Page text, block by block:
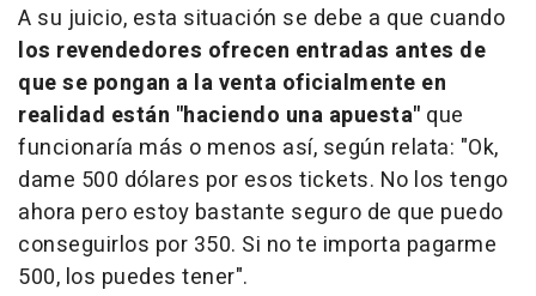
A su juicio, esta situación se debe a que cuando
los revendedores ofrecen entradas antes de
que se pongan a la venta oficialmente en
realidad están "haciendo una apuesta" que
funcionaría más o menos así, según relata: "Ok,
dame 500 dólares por esos tickets. No los tengo
ahora pero estoy bastante seguro de que puedo
conseguirlos por 350. Si no te importa pagarme
500, los puedes tener".